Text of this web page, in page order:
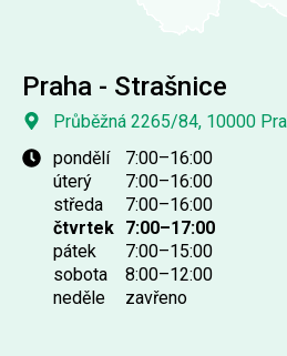
Praha - Strašnice
Průběžná 2265/84, 10000
pondělí
7:00–16:00
úterý
7:00–16:00
středa
7:00–16:00
čtvrtek 7:00–17:00
pátek
7:00–15:00
sobota
8:00–12:00
neděle zavřeno